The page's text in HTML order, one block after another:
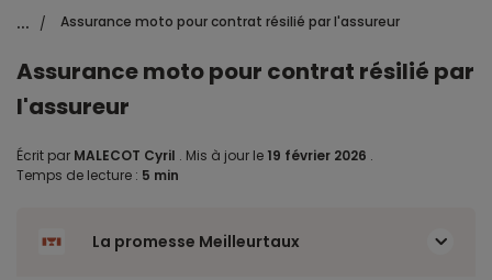
... / Assurance moto pour contrat résilié par l'assureur
Assurance moto pour contrat résilié par
l'assureur
Écrit par MALECOT Cyril . Mis à jour le 19 février 2026 .
Temps de lecture : 5 min
La promesse Meilleurtaux